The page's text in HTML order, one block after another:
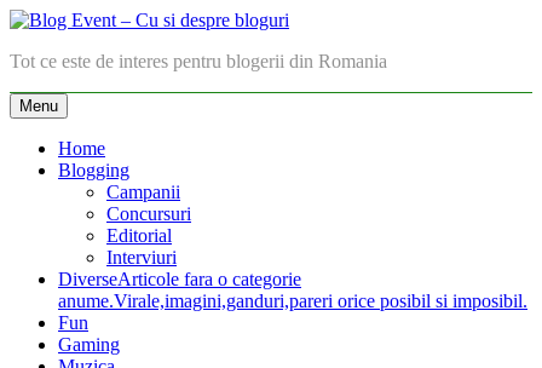
Skip
content
Blog Event – Cu si despre bloguri
Tot ce este de interes pentru blogerii din Romania
Menu
Home
Blogging
Campanii
Concursuri
Editorial
Interviuri
DiverseArticole fara o categorie
anume.Virale,imagini,ganduri,pareri orice posibil si imposibil.
Fun
Gaming